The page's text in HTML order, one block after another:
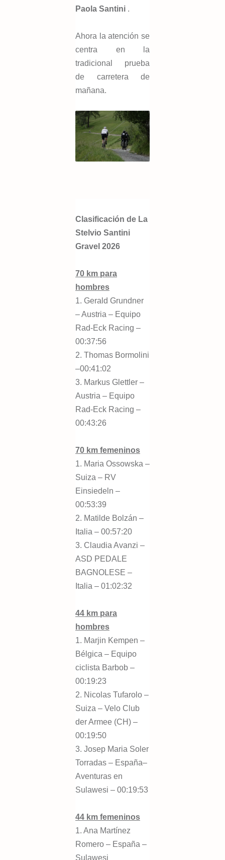
Paola Santini .
Ahora la atención se
centra en la
tradicional prueba
de carretera de
mañana.
Clasificación de La
Stelvio Santini
Gravel 2026
70 km para
hombres
1. Gerald Grundner
– Austria – Equipo
Rad-Eck Racing –
00:37:56
2. Thomas Bormolini
–00:41:02
3. Markus Glettler –
Austria – Equipo
Rad-Eck Racing –
00:43:26
70 km femeninos
1. Maria Ossowska –
Suiza – RV
Einsiedeln –
00:53:39
2. Matilde Bolzán –
Italia – 00:57:20
3. Claudia Avanzi –
ASD PEDALE
BAGNOLESE –
Italia – 01:02:32
44 km para
hombres
1. Marjin Kempen –
Bélgica – Equipo
ciclista Barbob –
00:19:23
2. Nicolas Tufarolo –
Suiza – Velo Club
der Armee (CH) –
00:19:50
3. Josep Maria Soler
Torradas – España–
Aventuras en
Sulawesi – 00:19:53
44 km femeninos
1. Ana Martínez
Romero – España –
Sulawesi